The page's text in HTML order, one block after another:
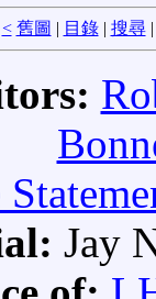
< 舊圖 | 目錄| 搜尋
Jay